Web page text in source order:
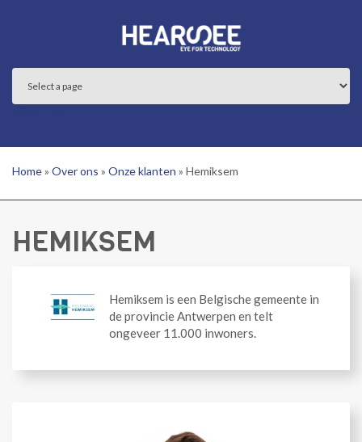
Home» Over ons » Onze klanten » Hemiksem
HEMIKSEM
Hemiksem is een Belgische gemeente in
de provincie Antwerpen en telt
ongeveer 11.000 inwoners.